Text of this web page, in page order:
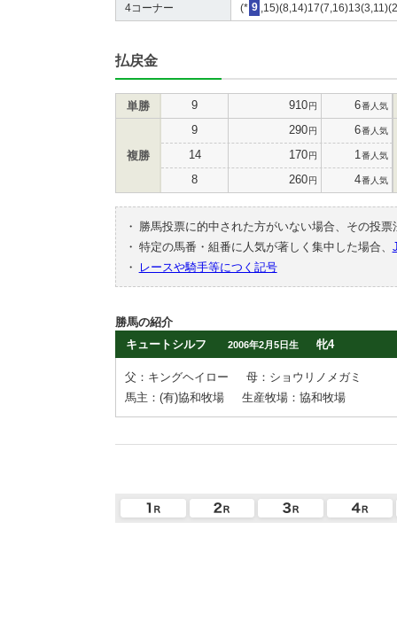
4コーナー (* 9
払戻金
単勝 9 910円 6番人気
複勝
9 290円 6番人気
14 170円 1 番人気
8 260円 4番人気
・
勝馬投票に的中された方がいない場合、その投
・ 特定の馬番・組番に人気が著しく集中した場合、
・
レースや騎手等につく記号
勝馬の紹介
キュートシルフ
2006年2月5日生 牝4
父：キングヘイロー
母：ショウリノメガミ
馬主：(有)協和牧場
生産牧場：協和牧場